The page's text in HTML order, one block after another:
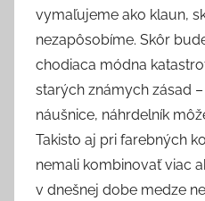
vymaľujeme ako klaun,
nezapôsobíme. Skôr
chodiaca módna
starých známych zásad
náušnice, náhrdelník
Takisto aj pri farebných
nemali kombinovať viac
v dnešnej dobe medze